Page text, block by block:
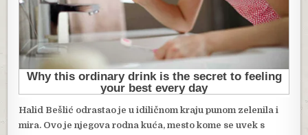
Halid Bešlić odrastao je u idiličnom kraju punom zelenila i
mira. Ovo je njegova rodna kuća, mesto kome se uvek s